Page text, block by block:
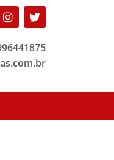
Instagram
Twitter